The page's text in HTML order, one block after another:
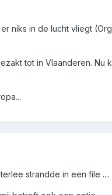
niks in de lucht vliegt
tot in Vlaanderen. Nu
strandde in een file ....